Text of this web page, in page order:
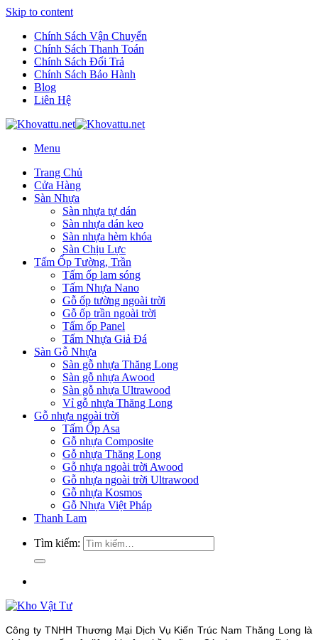
Skip to content
Chính Sách Vận Chuyển
Chính Sách Thanh Toán
Chính Sách Đổi Trả
Chính Sách Bảo Hành
Blog
Liên Hệ
Menu
Trang Chủ
Cửa Hàng
Sàn Nhựa
Sàn nhựa tự dán
Sàn nhựa dán keo
Sàn nhựa hèm khóa
Sàn Chịu Lực
Tấm Ốp Tường, Trần
Tấm ốp lam sóng
Tấm Nhựa Nano
Gỗ ốp tường ngoài trời
Gỗ ốp trần ngoài trời
Tấm ốp Panel
Tấm Nhựa Giả Đá
Sàn Gỗ Nhựa
Sàn gỗ nhựa Thăng Long
Sàn gỗ nhựa Awood
Sàn gỗ nhựa Ultrawood
Vỉ gỗ nhựa Thăng Long
Gỗ nhựa ngoài trời
Tấm Ốp Asa
Gỗ nhựa Composite
Gỗ nhựa Thăng Long
Gỗ nhựa ngoài trời Awood
Gỗ nhựa ngoài trời Ultrawood
Gỗ nhựa Kosmos
Gỗ Nhựa Việt Pháp
Thanh Lam
Tìm kiếm:
Công ty TNHH Thương Mại Dịch Vụ Kiến Trúc Nam Thăng Long là